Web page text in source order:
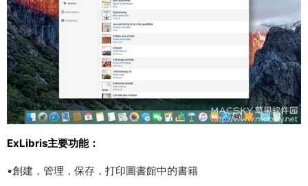
ExLibris主要功能：
•創建，管理，保存，打印圖書館中的書籍